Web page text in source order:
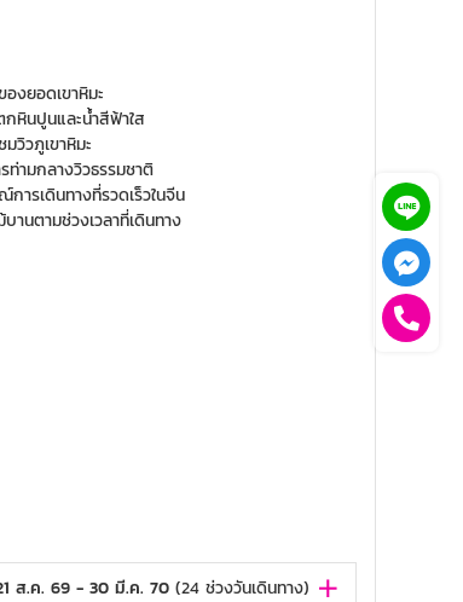
งยอดเขาหิมะ
กหินปูนและน้ำสีฟ้าใส
วิวภูเขาหิมะ
ามกลางวิวธรรมชาติ
ารเดินทางที่รวดเร็วในจีน
นตามช่วงเวลาที่เดินทาง
ส.ค. 69 - 30 มี.ค. 70 (24ช่วงวันเดินทาง)